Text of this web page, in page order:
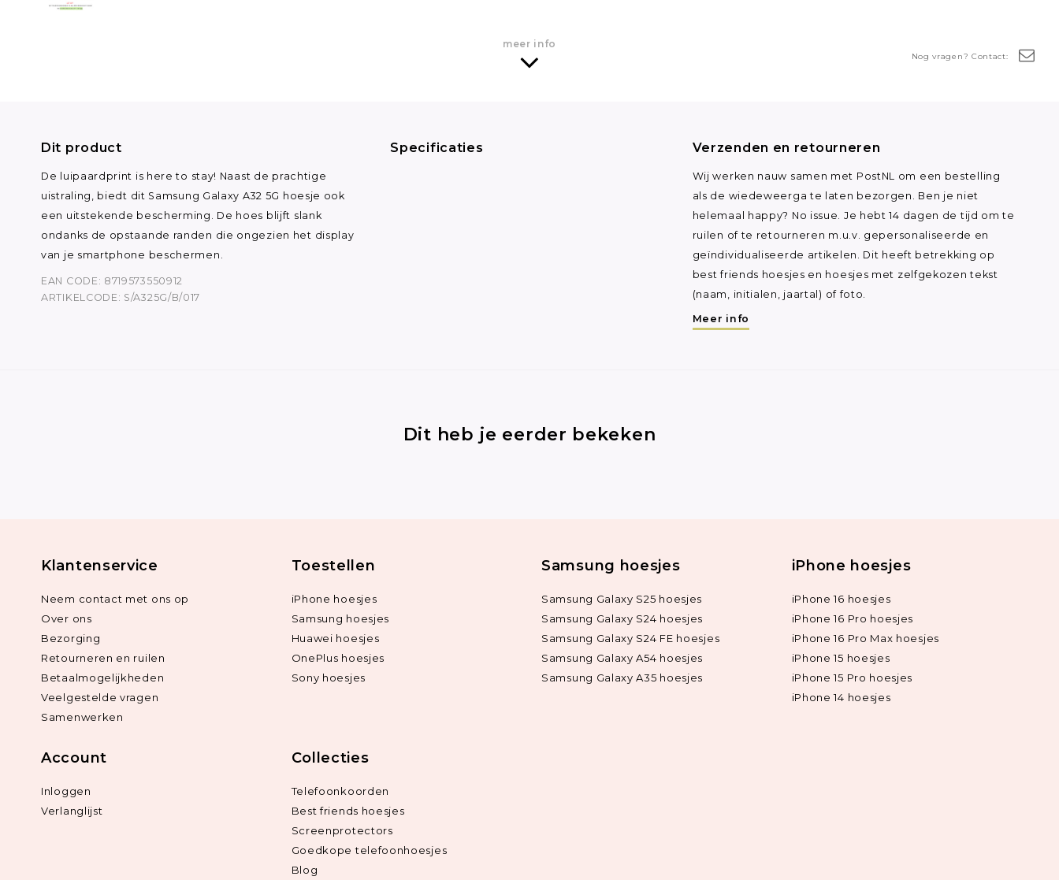
Nog vragen? Contact:
meer info
Dit product
De luipaardprint is here to stay! Naast de prachtige
uistraling, biedt dit Samsung Galaxy A32 5G hoesje ook
een uitstekende bescherming. De hoes blijft slank
ondanks de opstaande randen die ongezien het display
van je smartphone beschermen.
EAN CODE: 8719573550912
ARTIKELCODE: S/A325G/B/017
Specificaties Verzenden en retourneren
Wij werken nauw samen met PostNL om een bestelling
als de wiedeweerga te laten bezorgen. Ben je niet
helemaal happy? No issue. Je hebt 14 dagen de tijd om te
ruilen of te retourneren m.u.v. gepersonaliseerde en
geïndividualiseerde artikelen. Dit heeft betrekking op
best friends hoesjes en hoesjes met zelfgekozen tekst
(naam, initialen, jaartal) of foto.
Meer info
Dit heb je eerder bekeken
Klantenservice
Neem contact met ons op
Over ons
Bezorging
Retourneren en ruilen
Betaalmogelijkheden
Veelgestelde vragen
Samenwerken
Toestellen
iPhone hoesjes
Samsung hoesjes
Huawei hoesjes
OnePlus hoesjes
Sony hoesjes
Samsung hoesjes
Samsung Galaxy S25 hoesjes
Samsung Galaxy S24 hoesjes
Samsung Galaxy S24 FE hoesjes
Samsung Galaxy A54 hoesjes
Samsung Galaxy A35 hoesjes
iPhone hoesjes
iPhone 16 hoesjes
iPhone 16 Pro hoesjes
iPhone 16 Pro Max hoesjes
iPhone 15 hoesjes
iPhone 15 Pro hoesjes
iPhone 14 hoesjes
Account
Inloggen
Verlanglijst
Collecties
Telefoonkoorden
Best friends hoesjes
Screenprotectors
Goedkope telefoonhoesjes
Blog